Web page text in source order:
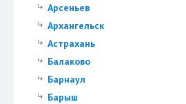
Арсеньев
Архангельск
Астрахань
Балаково
Барнаул
Барыш